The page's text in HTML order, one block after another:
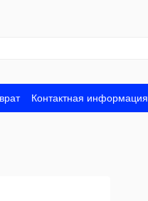
Контактная информация